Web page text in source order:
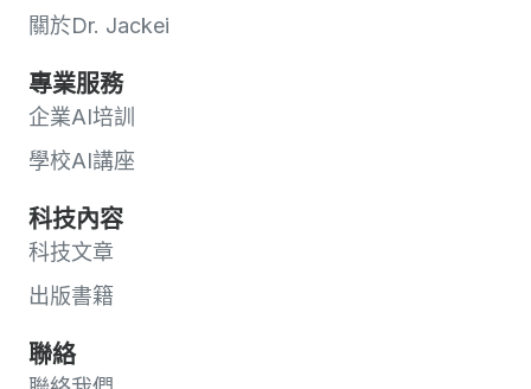
關於Dr. Jackei
專業服務
企業AI培訓
學校AI講座
科技內容
科技文章
出版書籍
聯絡